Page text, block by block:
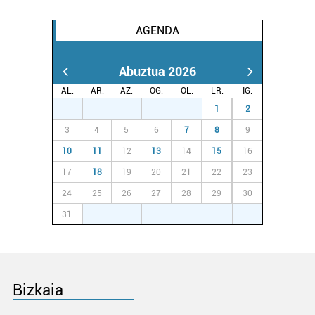
fitxategiak erabiltzen ditu. Zure esperientzia eta
zerbitzuak hobetzeko asmoz, cookie teknologiaz
erabiltzeko baimen esplizitua ematen diguzu.
Gehiago
AGENDA
Abuztua 2026
AL. AR. AZ. OG. OL. LR.
IG.
1 2
3 4 5 6 7 8 9
10 11 12 13 14 15 16
17 18 19 20 21 22 23
24 25 26 27 28 29 30
31
Bizkaia